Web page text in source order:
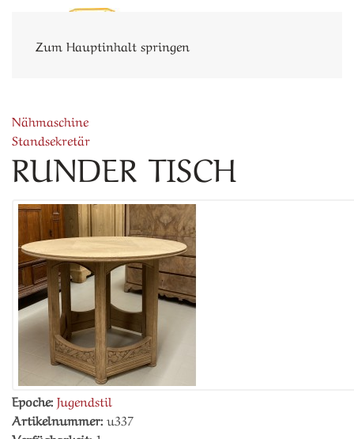
Zum Hauptinhalt springen
Nähmaschine
Standsekretär
RUNDER TISCH
Epoche: Jugendstil
Artikelnummer: u337